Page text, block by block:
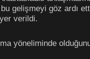
bu gelişmeyi göz ardı
verildi.
yöneliminde